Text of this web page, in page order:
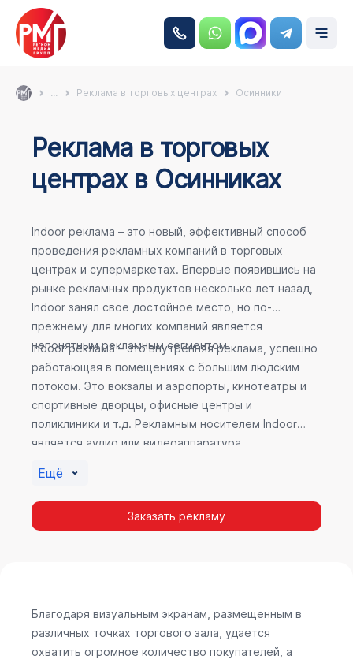
... Реклама в торговых центрах Осинники
Реклама в торговых
центрах в Осинниках
Indoor реклама – это новый, эффективный способ
проведения рекламных компаний в торговых
центрах и супермаркетах. Впервые появившись на
рынке рекламных продуктов несколько лет назад,
Indoor занял свое достойное место, но по-
прежнему для многих компаний является
непонятным рекламным сегментом.
Indoor реклама – это внутренняя реклама, успешно
работающая в помещениях с большим людским
потоком. Это вокзалы и аэропорты, кинотеатры и
спортивные дворцы, офисные центры и
поликлиники и т.д. Рекламным носителем Indoor
является аудио или видеоаппаратура,
эффективность приносит такой вид рекламы в
местах продаж, поскольку воздействие на
покупателя в момент выбора товара наиболее
Indoor рекламы.
Ещё
Заказать рекламу
Благодаря визуальным экранам, размещенным в
различных точках торгового зала, удается
охватить огромное количество покупателей, а